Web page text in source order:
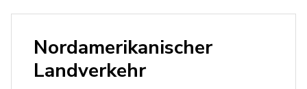
Nordamerikanischer
Landverkehr